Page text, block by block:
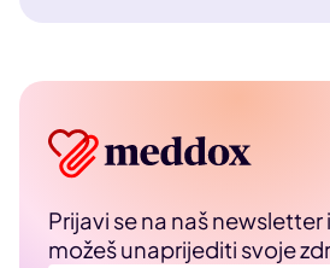
Prijavi se na naš newsletter
možeš unaprijediti svoje